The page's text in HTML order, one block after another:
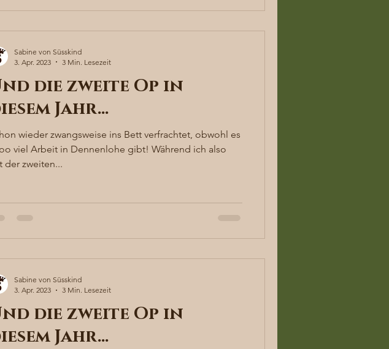
die zweite Op in
Jahr…
wieder zwangsweise ins Bett verfrachtet, obwohl es
viel Arbeit in Dennenlohe gibt! Während ich also
der zweiten...
Sabine von Süsskind
3. Apr. 2023
3 Min. Lesezeit
die zweite Op in
Jahr…
Sabine von Süsskind
3. Apr. 2023
3 Min. Lesezeit